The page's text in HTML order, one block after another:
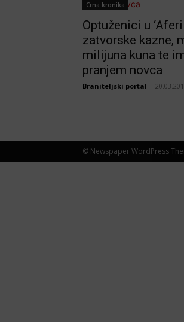
Crna kronika
Optuženici u ‘Aferi
zatvorske kazne,
milijuna kuna te
pranjem novca
Braniteljski portal
© Newspaper WordPress